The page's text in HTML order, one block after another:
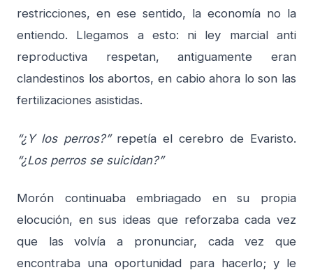
restricciones, en ese sentido, la economía no la
entiendo. Llegamos a esto: ni ley marcial anti
reproductiva respetan, antiguamente eran
clandestinos los abortos, en cabio ahora lo son las
fertilizaciones asistidas.
“¿Y los perros?”repetía el cerebro de Evaristo.
“¿Los perros se suicidan?”
Morón continuaba embriagado en su propia
elocución, en sus ideas que reforzaba cada vez
que las volvía a pronunciar, cada vez que
encontraba una oportunidad para hacerlo; y le